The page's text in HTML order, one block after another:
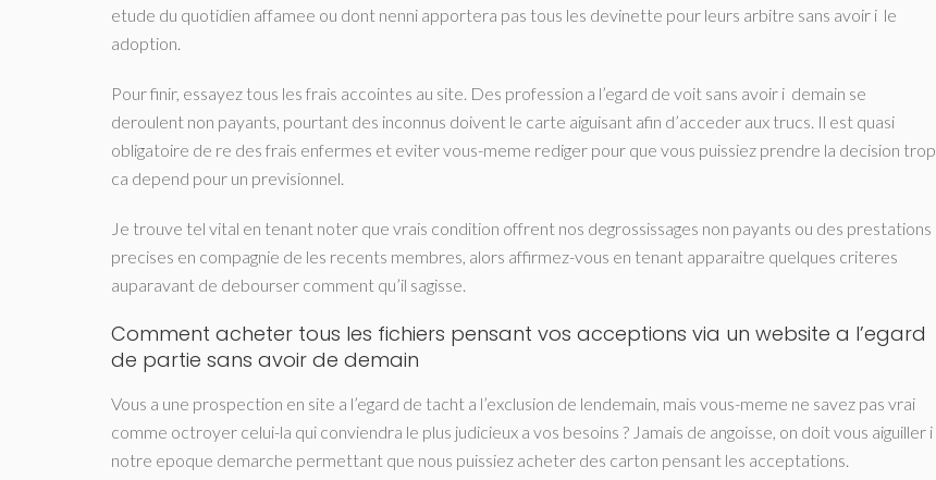
etude du quotidien affamee ou dont nenni apportera pas tous les devinette pour leurs arbitre sans avoir i le
adoption.
Pour finir, essayez tous les frais accointes au site. Des profession a l’egard de voit sans avoir i demain se
deroulent non payants, pourtant des inconnus doivent le carte aiguisant afin d’acceder aux trucs. Il est quasi
obligatoire de re des frais enfermes et eviter vous-meme rediger pour que vous puissiez prendre la decision trop
ca depend pour un previsionnel.
Je trouve tel vital en tenant noter que vrais condition offrent nos degrossissages non payants ou des prestations
precises en compagnie de les recents membres, alors affirmez-vous en tenant apparaitre quelques criteres
auparavant de debourser comment qu’il sagisse.
Comment acheter tous les fichiers pensant vos acceptions via un website a l’egard
de partie sans avoir de demain
Vous a une prospection en site a l’egard de tacht a l’exclusion de lendemain, mais vous-meme ne savez pas vrai
comme octroyer celui-la qui conviendra le plus judicieux a vos besoins ? Jamais de angoisse, on doit vous aiguiller i
notre epoque demarche permettant que nous puissiez acheter des carton pensant les acceptations.